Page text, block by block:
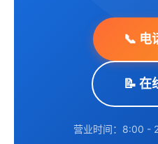
📞 电
📝 在
营业时间：8:00 -